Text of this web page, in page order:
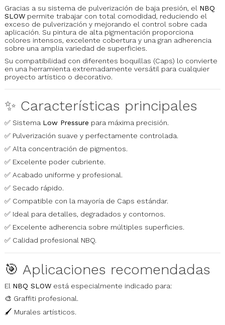
Gracias a su sistema de pulverización de baja presión, el NBQ
SLOW permite trabajar con total comodidad, reduciendo el
exceso de pulverización y mejorando el control sobre cada
aplicación. Su pintura de alta pigmentación proporciona
colores intensos, excelente cobertura y una gran adherencia
sobre una amplia variedad de superficies.
Su compatibilidad con diferentes boquillas (Caps) lo convierte
en una herramienta extremadamente versátil para cualquier
proyecto artístico o decorativo.
✨ Características principales
✅ Sistema Low Pressure para máxima precisión.
✅ Pulverización suave y perfectamente controlada.
✅ Alta concentración de pigmentos.
✅ Excelente poder cubriente.
✅ Acabado uniforme y profesional.
✅ Secado rápido.
✅ Compatible con la mayoría de Caps estándar.
✅ Ideal para detalles, degradados y contornos.
✅ Excelente adherencia sobre múltiples superficies.
✅ Calidad profesional NBQ.
🎯 Aplicaciones recomendadas
El NBQ SLOW está especialmente indicado para:
🎨 Graffiti profesional.
🖌️ Murales artísticos.